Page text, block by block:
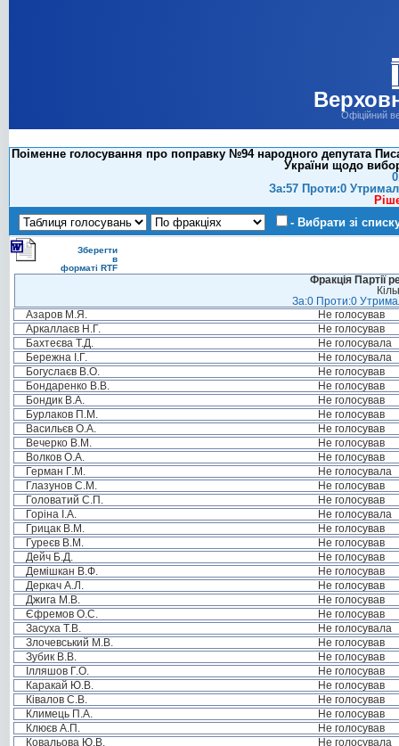
Офіційний
Поіменне голосування про поправку №94 народного депутата
України щодо
За:57 Проти:0
- Вибрати зі
Зберегти
в
форматі RTF
Фракція Партії
За:0 Проти:0
Азаров М.Я.
Не голосував
Аркаллаєв Н.Г.
Не голосував
Бахтеєва Т.Д.
Не голосувала
Бережна І.Г.
Не голосувала
Богуслаєв В.О.
Не голосував
Бондаренко В.В.
Не голосував
Бондик В.А.
Не голосував
Бурлаков П.М.
Не голосував
Васильєв О.А.
Не голосував
Вечерко В.М.
Не голосував
Волков О.А.
Не голосував
Герман Г.М.
Не голосувала
Глазунов С.М.
Не голосував
Головатий С.П.
Не голосував
Горіна І.А.
Не голосувала
Грицак В.М.
Не голосував
Гуреєв В.М.
Не голосував
Дейч Б.Д.
Не голосував
Демішкан В.Ф.
Не голосував
Деркач А.Л.
Не голосував
Джига М.В.
Не голосував
Єфремов О.С.
Не голосував
Засуха Т.В.
Не голосувала
Злочевський М.В.
Не голосував
Зубик В.В.
Не голосував
Ілляшов Г.О.
Не голосував
Каракай Ю.В.
Не голосував
Ківалов С.В.
Не голосував
Климець П.А.
Не голосував
Клюєв А.П.
Не голосував
Ковальова Ю.В.
Не голосувала